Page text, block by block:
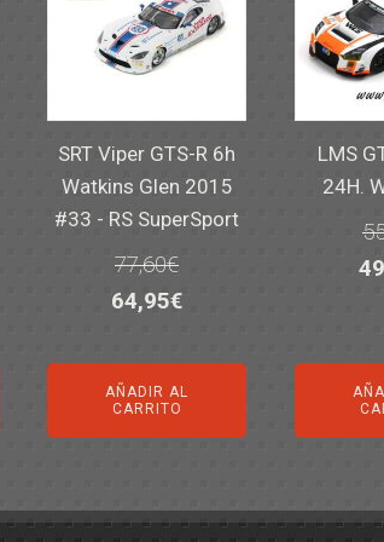
SRT Viper GTS-R 6h
Watkins Glen 2015
#33 - RS SuperSport
77,60€
El
original
era:
77,60€.
64,95€El
actual
64,95€.
AÑADIR AL
CARRITO
LMS
24H.
El